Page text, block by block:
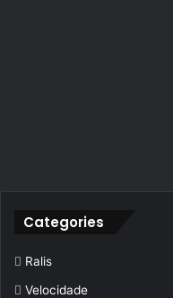
Categories
Ralis
Velocidade